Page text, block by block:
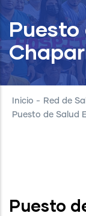
Puesto
Inicio - Red de
Puesto de Salud
Puesto